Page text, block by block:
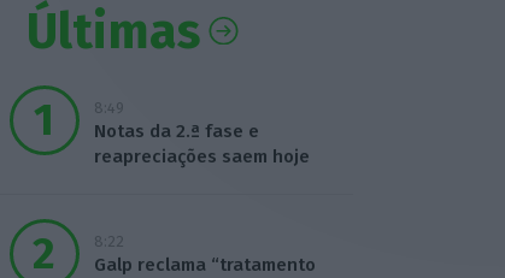
Últimas
8:49
Notas da 2.ª fase e
reapreciações saem hoje
8:22
Galp reclama “tratamento